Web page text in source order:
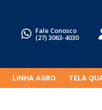
Fale Conosco
(27) 3063-4030
LINHA AGRO TELA